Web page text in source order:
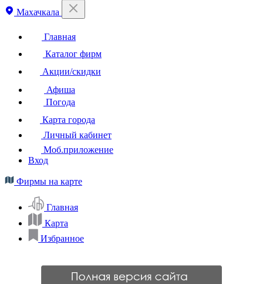
Махачкала
Главная
Каталог фирм
Акции/скидки
Афиша
Погода
Карта города
Личный кабинет
Моб.приложение
Вход
Фирмы на карте
Главная
Карта
Избранное